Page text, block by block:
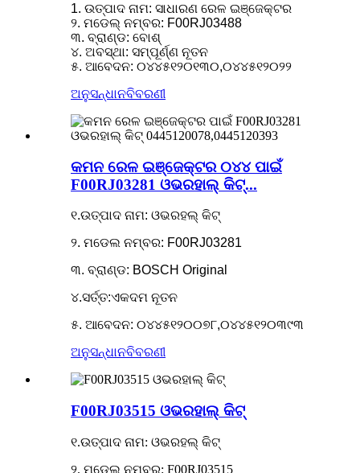
1. ଉତ୍ପାଦ ନାମ: ସାଧାରଣ ରେଳ ଇଞ୍ଜେକ୍ଟର
୨. ମଡେଲ୍ ନମ୍ବର: F00RJ03488
୩. ବ୍ରାଣ୍ଡ: ବୋଶ୍
୪. ଅବସ୍ଥା: ସମ୍ପୂର୍ଣ୍ଣ ନୂତନ
୫. ଆବେଦନ: ୦୪୪୫୧୨୦୧୩୦,୦୪୪୫୧୨୦୨୨
ଅନୁସନ୍ଧାନବିବରଣୀ
କମନ ରେଳ ଇଞ୍ଜେକ୍ଟର ୦୪୪ ପାଇଁ
F00RJ03281 ଓଭରହାଲ୍ କିଟ୍...
୧.ଉତ୍ପାଦ ନାମ: ଓଭରହଲ୍ କିଟ୍
୨. ମଡେଲ ନମ୍ବର: F00RJ03281
୩. ବ୍ରାଣ୍ଡ: BOSCH Original
୪.ସର୍ତ୍ତ:ଏକଦମ ନୂତନ
୫. ଆବେଦନ: ୦୪୪୫୧୨୦୦୭୮,୦୪୪୫୧୨୦୩୯୩
ଅନୁସନ୍ଧାନବିବରଣୀ
F00RJ03515 ଓଭରହାଲ୍ କିଟ୍
୧.ଉତ୍ପାଦ ନାମ: ଓଭରହଲ୍ କିଟ୍
୨. ମଡେଲ୍ ନମ୍ବର: F00RJ03515